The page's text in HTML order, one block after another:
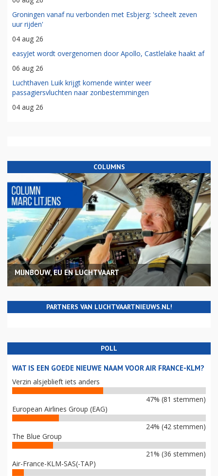
Groningen vanaf nu verbonden met Esbjerg: 'scheelt zeven
uur rijden'
04 aug 26
easyJet wordt overgenomen door Apollo, Castlelake haakt af
06 aug 26
Luchthaven Luik krijgt komende winter weer
passagiersvluchten naar zonbestemmingen
04 aug 26
COLUMNS
MIJNBOUW, EU EN LUCHTVAART
PARTNERS VAN LUCHTVAARTNIEUWS.NL!
POLL
WAT IS EEN GOEDE NIEUWE NAAM VOOR AIR FRANCE-KLM?
Verzin alsjeblieft iets anders
47% (81 stemmen)
European Airlines Group (EAG)
24% (42 stemmen)
The Blue Group
21% (36 stemmen)
Air-France-KLM-SAS(-TAP)